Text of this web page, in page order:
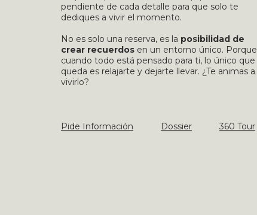
pendiente de cada detalle para que solo te
dediques a vivir el momento.
No es solo una reserva, es la posibilidad de
crear recuerdos en un entorno único. Porque
cuando todo está pensado para ti, lo único que
queda es relajarte y dejarte llevar. ¿Te animas a
vivirlo?
Pide Información Dossier 360 Tour